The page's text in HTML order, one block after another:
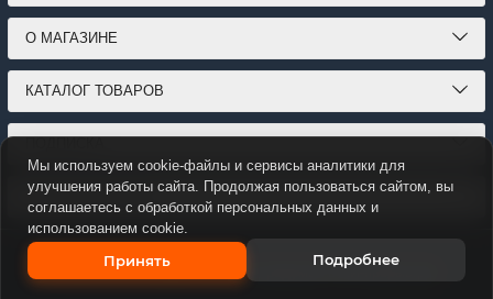
О МАГАЗИНЕ
КАТАЛОГ ТОВАРОВ
МЫ В СОЦСЕТЯХ:
Этот интернет-магазин придуман в ИИ-прорыв.рф
Мы используем cookie-файлы и сервисы аналитики для
улучшения работы сайта. Продолжая пользоваться сайтом, вы
соглашаетесь с обработкой персональных данных и
использованием cookie.
Принять Подробнее